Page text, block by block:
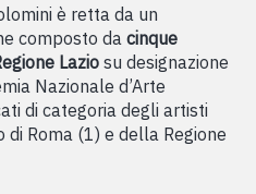
è retta da un
composto dacinque
Laziosu designazione
Nazionale d’Arte
di categoria degli artisti
di Roma (1) e della Regione